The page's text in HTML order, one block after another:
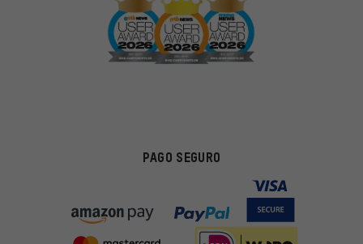
PAGO SEGURO